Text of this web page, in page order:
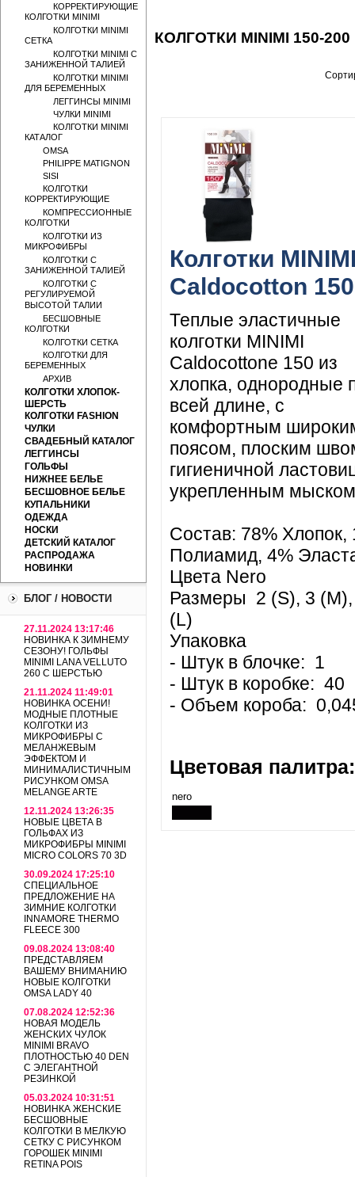
КОРРЕКТИРУЮЩИЕ
КОЛГОТКИ MINIMI
КОЛГОТКИ MINIMI
СЕТКА
КОЛГОТКИ MINIMI С
ЗАНИЖЕННОЙ ТАЛИЕЙ
КОЛГОТКИ MINIMI
ДЛЯ БЕРЕМЕННЫХ
ЛЕГГИНСЫ MINIMI
ЧУЛКИ MINIMI
КОЛГОТКИ MINIMI
КАТАЛОГ
OMSA
PHILIPPE MATIGNON
SISI
КОЛГОТКИ
КОРРЕКТИРУЮЩИЕ
КОМПРЕССИОННЫЕ
КОЛГОТКИ
КОЛГОТКИ ИЗ
МИКРОФИБРЫ
КОЛГОТКИ С
ЗАНИЖЕННОЙ ТАЛИЕЙ
КОЛГОТКИ С
РЕГУЛИРУЕМОЙ
ВЫСОТОЙ ТАЛИИ
БЕСШОВНЫЕ
КОЛГОТКИ
КОЛГОТКИ СЕТКА
КОЛГОТКИ ДЛЯ
БЕРЕМЕННЫХ
АРХИВ
КОЛГОТКИ ХЛОПОК-
ШЕРСТЬ
КОЛГОТКИ FASHION
ЧУЛКИ
СВАДЕБНЫЙ КАТАЛОГ
ЛЕГГИНСЫ
ГОЛЬФЫ
НИЖНЕЕ БЕЛЬЕ
БЕСШОВНОЕ БЕЛЬЕ
КУПАЛЬНИКИ
ОДЕЖДА
НОСКИ
ДЕТСКИЙ КАТАЛОГ
РАСПРОДАЖА
НОВИНКИ
БЛОГ / НОВОСТИ
27.11.2024 13:17:46
НОВИНКА К ЗИМНЕМУ
СЕЗОНУ! ГОЛЬФЫ
MINIMI LANA VELLUTO
260 С ШЕРСТЬЮ
21.11.2024 11:49:01
НОВИНКА ОСЕНИ!
МОДНЫЕ ПЛОТНЫЕ
КОЛГОТКИ ИЗ
МИКРОФИБРЫ С
МЕЛАНЖЕВЫМ
ЭФФЕКТОМ И
МИНИМАЛИСТИЧНЫМ
РИСУНКОМ OMSA
MELANGE ARTE
12.11.2024 13:26:35
НОВЫЕ ЦВЕТА В
ГОЛЬФАХ ИЗ
МИКРОФИБРЫ MINIMI
MICRO COLORS 70 3D
30.09.2024 17:25:10
СПЕЦИАЛЬНОЕ
ПРЕДЛОЖЕНИЕ НА
ЗИМНИЕ КОЛГОТКИ
INNAMORE THERMO
FLEECE 300
09.08.2024 13:08:40
ПРЕДСТАВЛЯЕМ
ВАШЕМУ ВНИМАНИЮ
НОВЫЕ КОЛГОТКИ
OMSA LADY 40
07.08.2024 12:52:36
НОВАЯ МОДЕЛЬ
ЖЕНСКИХ ЧУЛОК
MINIMI BRAVO
ПЛОТНОСТЬЮ 40 DEN
С ЭЛЕГАНТНОЙ
РЕЗИНКОЙ
05.03.2024 10:31:51
НОВИНКА ЖЕНСКИЕ
БЕСШОВНЫЕ
КОЛГОТКИ В МЕЛКУЮ
СЕТКУ С РИСУНКОМ
ГОРОШЕК MINIMI
RETINA POIS
КОЛГОТКИ MINIMI 150-200
Колготки
Caldocotton 150
Теплые эластичные
колготки MINIMI
Caldocottone 150 из
хлопка, однородные
всей длине, с
комфортным
поясом, плоским
гигиеничной
укрепленным
Состав: 78% Хлопок,
Полиамид, 4%
Цвета Nero
Размеры 2 (S), 3
(L)
Упаковка
- Штук в блочке: 1
- Штук в коробке: 40
- Объем короба:
Цветовая палитра:
nero